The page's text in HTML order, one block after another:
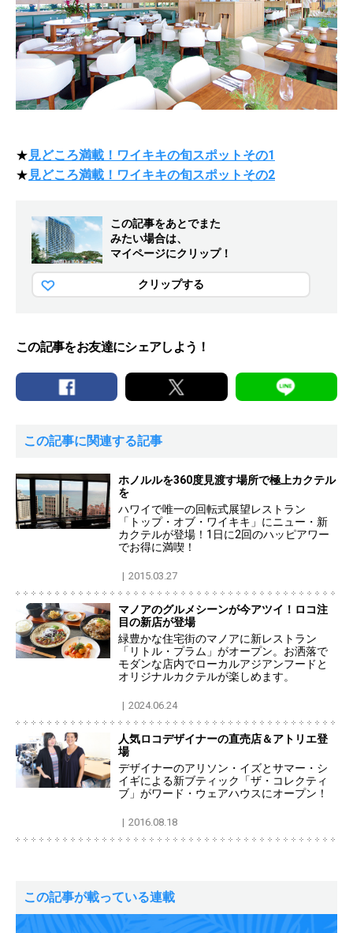
★ 見どころ満載！ワイキキの旬スポットその1
★ 見どころ満載！ワイキキの旬スポットその2
この記事をあとでまた
みたい場合は、
マイページにクリップ！
クリップする
この記事をお友達にシェアしよう！
この記事に関連する記事
ホノルルを360度見渡す場所で極上カクテル
を
ハワイで唯一の回転式展望レストラン
「トップ・オブ・ワイキキ」にニュー・新
カクテルが登場！1日に2回のハッピアワー
でお得に満喫！
2015.03.27
マノアのグルメシーンが今アツイ！ロコ注
目の新店が登場
緑豊かな住宅街のマノアに新レストラン
「リトル・プラム」がオープン。お洒落で
モダンな店内でローカルアジアンフードと
オリジナルカクテルが楽しめます。
2024.06.24
人気ロコデザイナーの直売店＆アトリエ登
場
デザイナーのアリソン・イズとサマー・シ
イギによる新ブティック「ザ・コレクティ
ブ」がワード・ウェアハウスにオープン！
2016.08.18
この記事が載っている連載